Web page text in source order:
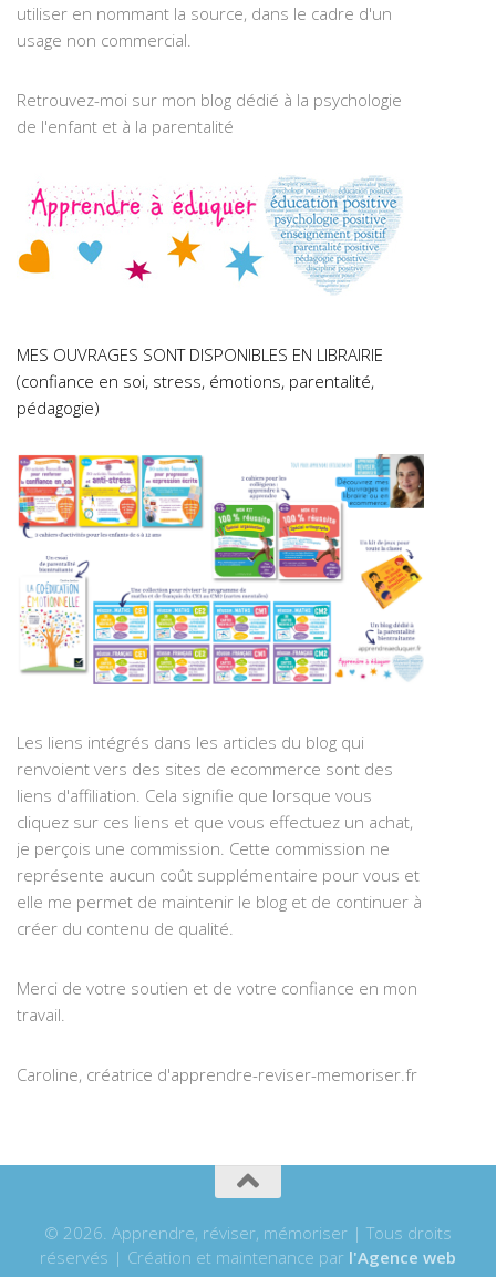
utiliser en nommant la source, dans le cadre d'un
usage non commercial.
Retrouvez-moi sur mon blog dédié à la psychologie
de l'enfant et à la parentalité
MES OUVRAGES SONT DISPONIBLES EN LIBRAIRIE
(confiance en soi, stress, émotions, parentalité,
pédagogie)
Les liens intégrés dans les articles du blog qui
renvoient vers des sites de ecommerce sont des
liens d'affiliation. Cela signifie que lorsque vous
cliquez sur ces liens et que vous effectuez un achat,
je perçois une commission. Cette commission ne
représente aucun coût supplémentaire pour vous et
elle me permet de maintenir le blog et de continuer à
créer du contenu de qualité.
Merci de votre soutien et de votre confiance en mon
travail.
Caroline, créatrice d'apprendre-reviser-memoriser.fr
© 2026. Apprendre, réviser, mémoriser | Tous droits
réservés | Création et maintenance par l'Agence web